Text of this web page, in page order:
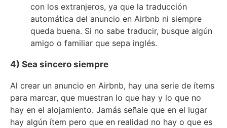
con los extranjeros, ya que la traducción
automática del anuncio en Airbnb ni siempre
queda buena. Si no sabe traducir, busque algún
amigo o familiar que sepa inglés.
4) Sea sincero siempre
Al crear un anuncio en Airbnb, hay una serie de ítems
para marcar, que muestran lo que hay y lo que no
hay en el alojamiento. Jamás señale que en el lugar
hay algún ítem pero que en realidad no hay o que es